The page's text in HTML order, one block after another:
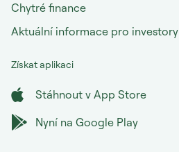
Chytré finance
Aktuální informace pro investory
Získat aplikaci
Stáhnout v App Store
Nyní na Google Play